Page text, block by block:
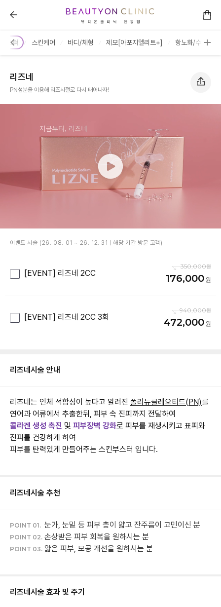
리즈네 :: 뷰티온의원 안동점
스터 스킨케어 바디/체형 제모[아포지엘리트+] 항노화/수액주사
리즈네
PN성분을 이용해 리즈시절로 다시 태어나자!
리즈네 시술 안내
리즈네는 인체 적합성이 높다고 알려진 폴리뉴클레오티드(PN)를
연어과 어류에서 추출한뒤, 피부 속 진피까지 전달하여
콜라겐 생성 촉진 및 피부장벽 강화로 피부를 재생시키고 표피와
진피를 건강하게 하여
피부를 탄력있게 만들어주는 스킨부스터 입니다.
리즈네 시술 추천
POINT 01. 눈가, 눈밑 등 피부 층이 얇고 잔주름이 고민이신 분
POINT 02. 손상받은 피부 회복을 원하시는 분
POINT 03. 얇은 피부, 모공 개선을 원하시는 분
리즈네 시술 효과 및 주기
이벤트 시술 (26. 08. 01 ~ 26. 12. 31 | 해당 기간 방문 고객)
[EVENT] 리즈네 2CC
350,000
176,000
[EVENT] 리즈네 2CC 3회
940,000
472,000